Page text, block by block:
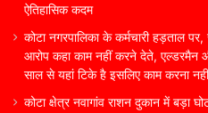
ऐतिहासिक कदम
कोटा नगरपालिका के कर्मचारी हड़ताल
आरोप कहा काम नहीं करने देते, एल्डरमैन
साल से यहां टिके है इसलिए काम करना
कोटा क्षेत्र नवागांव राशन दुकान में बड़ा